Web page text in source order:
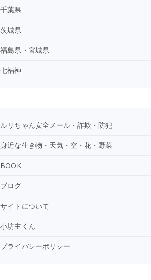
千葉県
茨城県
福島県・宮城県
七福神
ルリちゃん安全メール・詐欺・防犯
身近な生き物・天気・空・花・野菜
BOOK
ブログ
サイトについて
小坊主くん
プライバシーポリシー